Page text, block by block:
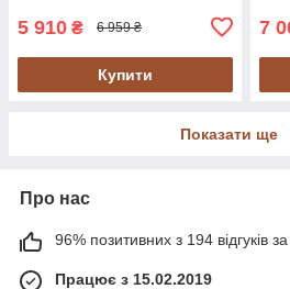
5 910 ₴ 6 959 ₴
Купити
7
Показати ще
Про нас
96% позитивних з 194 відгуків за
Працює з 15.02.2019